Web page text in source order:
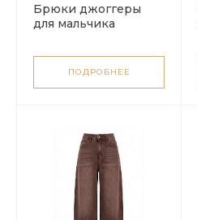
Брюки джоггеры
для мальчика
ПОДРОБНЕЕ